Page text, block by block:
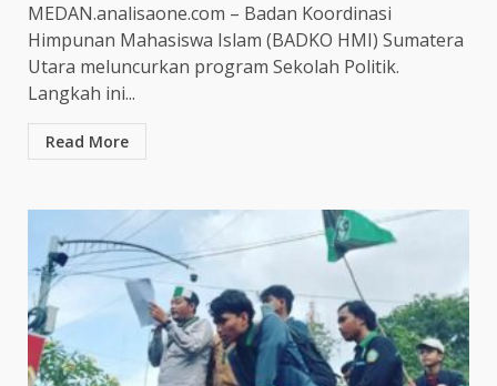
MEDAN.analisaone.com – Badan Koordinasi
Himpunan Mahasiswa Islam (BADKO HMI) Sumatera
Utara meluncurkan program Sekolah Politik.
Langkah ini...
Read More